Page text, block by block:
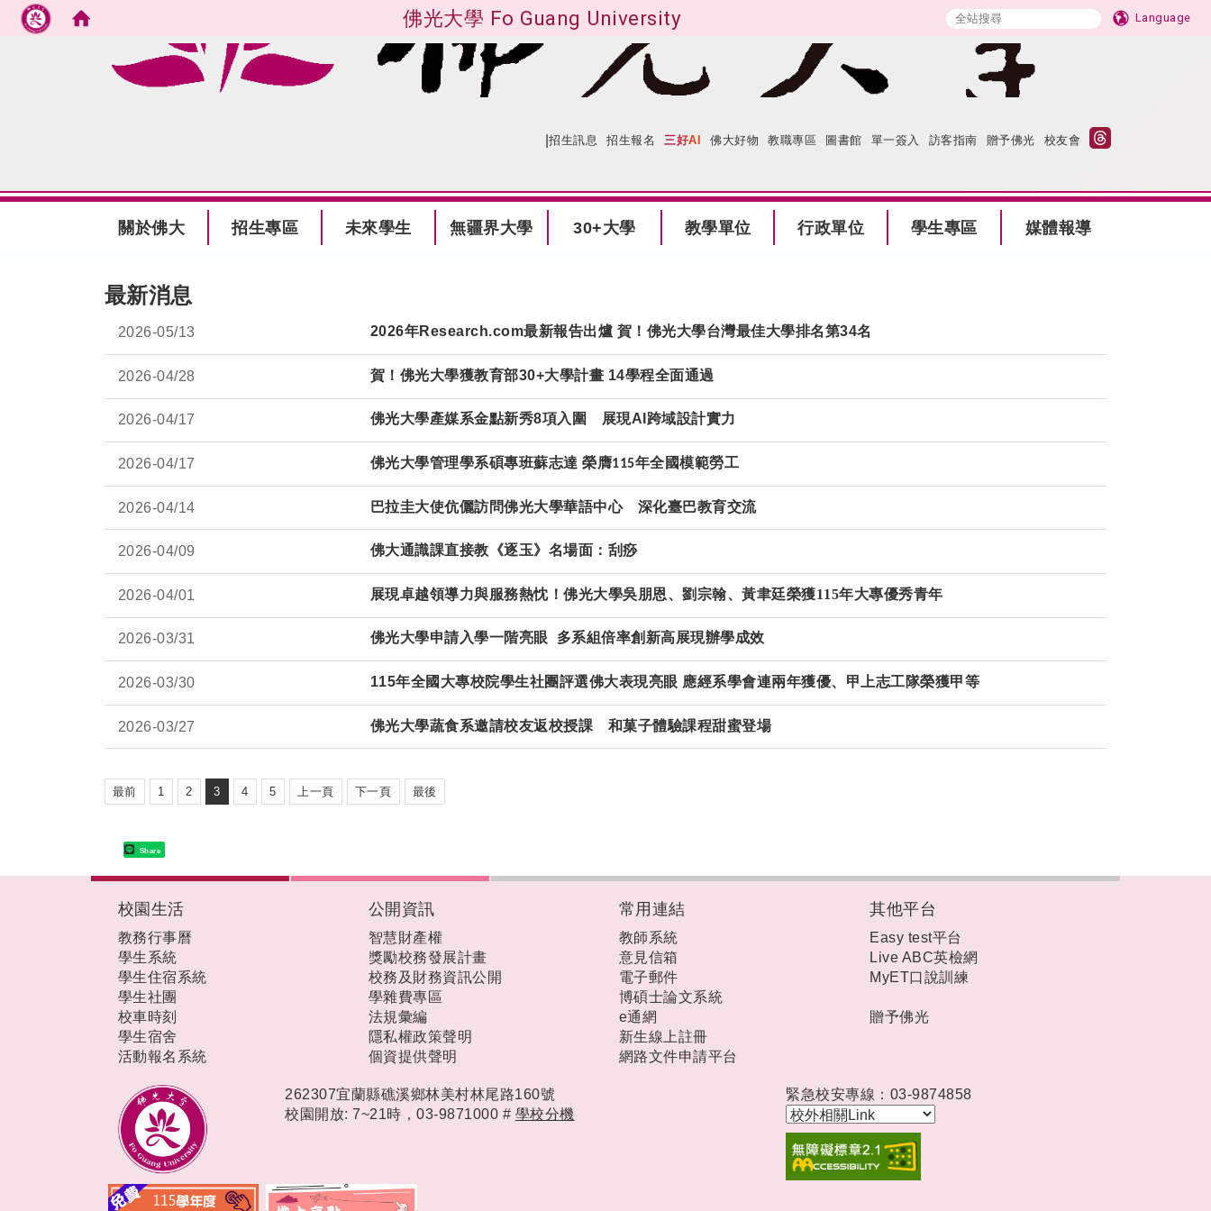
佛光大學 Fo Guang University Language
跳到主要內容
|招生訊息 招生報名 三好AI 佛大好物 教職專區 圖書館 單一簽入 訪客指南 贈予佛光 校友會
關於佛大 招生專區 未來學生 無疆界大學 30+大學 教學單位 行政單位 學生專區 媒體報導
最新消息
2026-05/13 2026年Research.com最新報告出爐 賀！佛光大學台灣最佳大學排名第34名
2026-04/28 賀！佛光大學獲教育部30+大學計畫 14學程全面通過
2026-04/17 佛光大學產媒系金點新秀8項入圍 展現AI跨域設計實力
2026-04/17 佛光大學管理學系碩專班蘇志達 榮膺115年全國模範勞工
2026-04/14 巴拉圭大使伉儷訪問佛光大學華語中心 深化臺巴教育交流
2026-04/09 佛大通識課直接教《逐玉》名場面：刮痧
2026-04/01 展現卓越領導力與服務熱忱！佛光大學吳朋恩、劉宗翰、黃聿廷榮獲115年大專優秀青年
2026-03/31 佛光大學申請入學一階亮眼 多系組倍率創新高展現辦學成效
2026-03/30 115年全國大專校院學生社團評選佛大表現亮眼 應經系學會連兩年獲優、甲上志工隊榮獲甲等
2026-03/27 佛光大學蔬食系邀請校友返校授課 和菓子體驗課程甜蜜登場
最前 1 2 3 4 5 上一頁 下一頁 最後
Share
校園生活
教務行事曆
學生系統
學生住宿系統
學生社團
校車時刻
學生宿舍
活動報名系統
公開資訊
智慧財產權
獎勵校務發展計畫
校務及財務資訊公開
學雜費專區
法規彙編
隱私權政策聲明
個資提供聲明
常用連結
教師系統
意見信箱
電子郵件
博碩士論文系統
e通網
新生線上註冊
網路文件申請平台
其他平台
Easy test平台
Live ABC英檢網
MyET口說訓練
贈予佛光
262307宜蘭縣礁溪鄉林美村林尾路160號
校園開放: 7~21時，03-9871000 # 學校分機
緊急校安專線：03-9874858